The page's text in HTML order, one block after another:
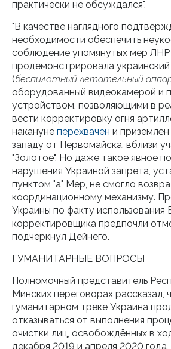
практически не обсуждался".
"В качестве наглядного
необходимости обеспечить
соблюдение упомянутых мер ЛНР
продемонстрировала
(беспилотный летательный
оборудованный видеокамерой и
устройством, позволяющими в
вести корректировку огня
накануне перехвачен и
западу от Первомайска, вблизи
"Золотое". Но даже такое явное
нарушения Украиной запрета,
пунктом "а" Мер, не смогло
координационному механизму.
Украины по факту
корректировщика предпочли
подчеркнул Дейнего.
ГУМАНИТАРНЫЕ ВОПРОСЫ
Полномочный представитель
Минских переговорах рассказал,
гуманитарном треке Украина
отказываться от выполнения
очистки лиц, освобождённых в
декабря 2019 и апреля 2020 года,